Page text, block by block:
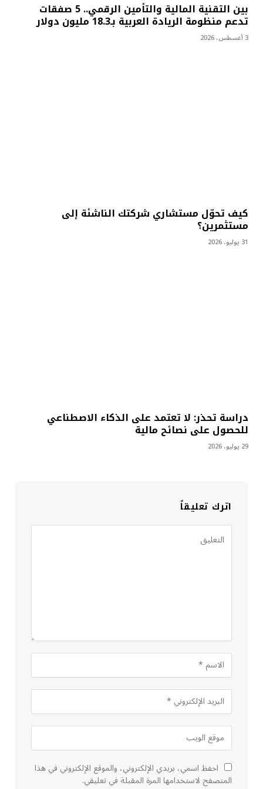
بين التقنية المالية والتأمين الرقمي.. 5 صفقات
تدعم منظومة الريادة العربية بـ18.3 مليون دولار
3 أغسطس، 2026
كيف تحوّل مستشاري شركتك الناشئة إلى
مستثمرين؟
31 يوليو، 2026
دراسة تحذر: لا تعتمد على الذكاء الاصطناعي
للحصول على نصائح مالية
29 يوليو، 2026
اترك تعليقاً
احفظ اسمي، بريدي الإلكتروني، والموقع الإلكتروني في هذا
المتصفح لاستخدامها المرة المقبلة في تعليقي.